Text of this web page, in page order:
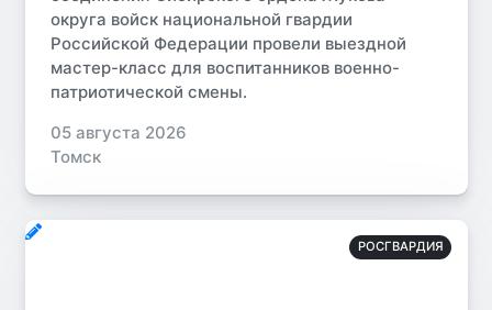
округа войск национальной гвардии
Российской Федерации провели выездной
мастер-класс для воспитанников военно-
патриотической смены.
05 августа 2026
Томск
РОСГВАРДИЯ